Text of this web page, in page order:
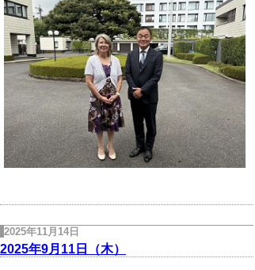
2025年11月14日
2025年9月11日（木）